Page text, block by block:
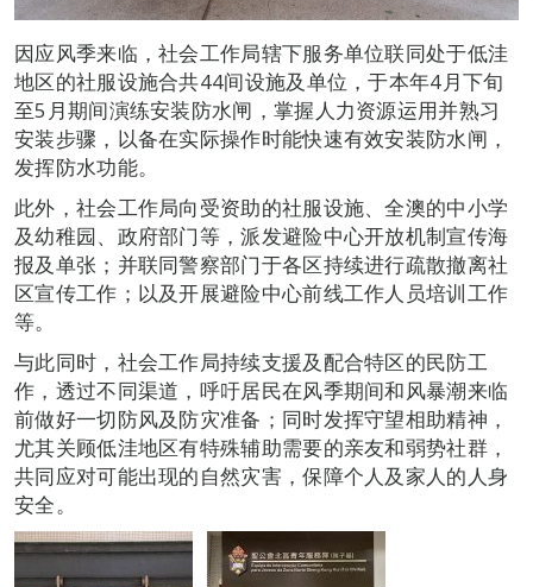
因应风季来临，社会工作局辖下服务单位联同处于低洼
地区的社服设施合共44间设施及单位，于本年4月下旬
至5月期间演练安装防水闸，掌握人力资源运用并熟习
安装步骤，以备在实际操作时能快速有效安装防水闸，
发挥防水功能。
此外，社会工作局向受资助的社服设施、全澳的中小学
及幼稚园、政府部门等，派发避险中心开放机制宣传海
报及单张；并联同警察部门于各区持续进行疏散撤离社
区宣传工作；以及开展避险中心前线工作人员培训工作
等。
与此同时，社会工作局持续支援及配合特区的民防工
作，透过不同渠道，呼吁居民在风季期间和风暴潮来临
前做好一切防风及防灾准备；同时发挥守望相助精神，
尤其关顾低洼地区有特殊辅助需要的亲友和弱势社群，
共同应对可能出现的自然灾害，保障个人及家人的人身
安全。